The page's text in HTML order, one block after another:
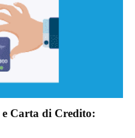
Carta di Credito: